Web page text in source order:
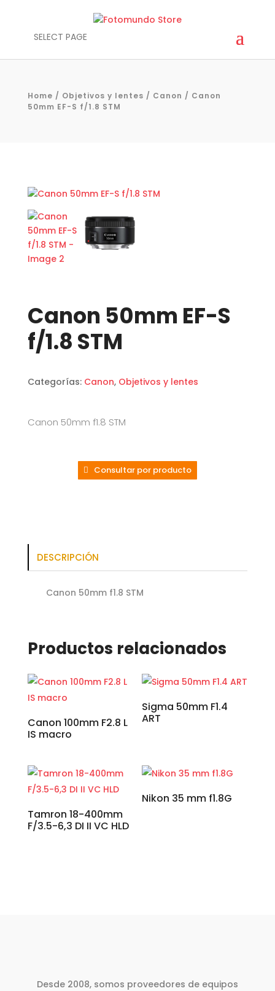
SELECT PAGE
Home / Objetivos y lentes / Canon / Canon
50mm EF-S f/1.8 STM
Canon 50mm EF-S
f/1.8 STM
Categorías: Canon, Objetivos y lentes
Canon 50mm f1.8 STM
Consultar por producto
DESCRIPCIÓN
Canon 50mm f1.8 STM
Productos relacionados
Canon 100mm F2.8 L
IS macro
Sigma 50mm F1.4
ART
Tamron 18-400mm
F/3.5-6,3 DI II VC HLD
Nikon 35 mm f1.8G
Desde 2008, somos proveedores de equipos